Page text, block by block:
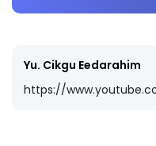
Yu. Cikgu Eedarahim
https://